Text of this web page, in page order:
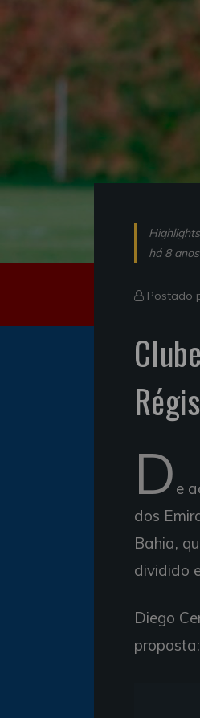
Highlights
há 8 anos
Postado
Régis
D e
dos
Bahia,
dividido
Diego
proposta: